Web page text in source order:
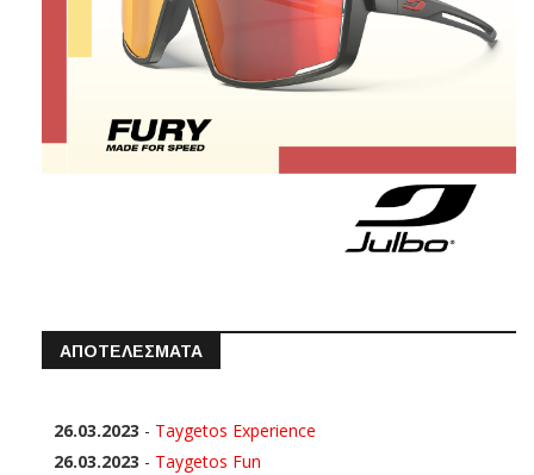
ΑΠΟΤΕΛΕΣΜΑΤΑ
26.03.2023 - Taygetos Experience
26.03.2023 - Taygetos Fun